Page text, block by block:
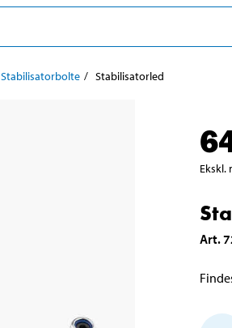
Stabilisatorbolte Stabilisatorled
Ekskl.
Art.